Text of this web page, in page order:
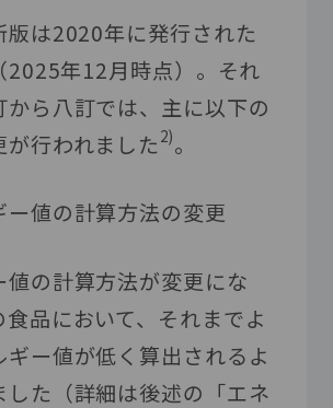
版は2020年に発行された
2025年12月時点）。それ
から八訂では、主に以下の
が行われました 2)。
ー値の計算方法の変更
値の計算方法が変更にな
食品において、それまでよ
ギー値が低く算出されるよ
した（詳細は後述の「エネ